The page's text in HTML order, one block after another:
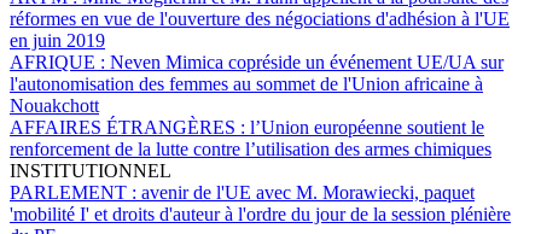
réformes en vue de l'ouverture des négociations d'adhésion à l'UE
en juin 2019
AFRIQUE : Neven Mimica copréside un événement UE/UA sur
l'autonomisation des femmes au sommet de l'Union africaine à
Nouakchott
AFFAIRES ÉTRANGÈRES : l’Union européenne soutient le
renforcement de la lutte contre l’utilisation des armes chimiques
INSTITUTIONNEL
PARLEMENT : avenir de l'UE avec M. Morawiecki, paquet
'mobilité I' et droits d'auteur à l'ordre du jour de la session plénière